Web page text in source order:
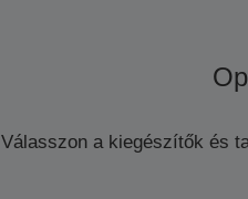
Válasszon a kiegészítők és